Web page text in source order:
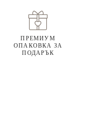
ПРЕМИУМ
ОПАКОВКА ЗА
ПОДАРЪК